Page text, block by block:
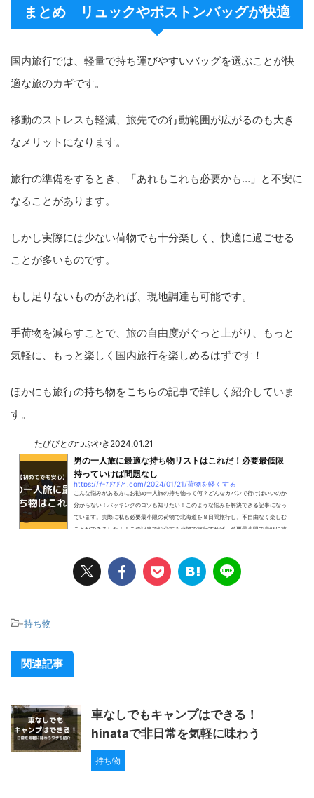
まとめ リュックやボストンバッグが快適
国内旅行では、軽量で持ち運びやすいバッグを選ぶことが快
適な旅のカギです。
移動のストレスも軽減、旅先での行動範囲が広がるのも大き
なメリットになります。
旅行の準備をするとき、「あれもこれも必要かも…」と不安に
なることがあります。
しかし実際には少ない荷物でも十分楽しく、快適に過ごせる
ことが多いものです。
もし足りないものがあれば、現地調達も可能です。
手荷物を減らすことで、旅の自由度がぐっと上がり、もっと
気軽に、もっと楽しく国内旅行を楽しめるはずです！
ほかにも旅行の持ち物をこちらの記事で詳しく紹介していま
す。
たびびとのつぶやき 2024.01.21
男の一人旅に最適な持ち物リストはこれだ！必要最低限
持っていけば問題なし
https://たびびと.com/2024/01/21/荷物を軽くする
こんな悩みがある方にお勧め一人旅の持ち物って何？どんなカバンで行けばいいのか
分からない！パッキングのコツも知りたい！このような悩みを解決できる記事になっ
ています。実際に私も必要最小限の荷物で北海道を８日間旅行し、不自由なく楽しむ
ことができました！！この記事で紹介する荷物で旅行すれば、必要最小限で身軽に旅
利用しています一人旅で必要な持ち物７選一人...
-持ち物
関連記事
車なしでもキャンプはできる！
hinataで非日常を気軽に味わう
持ち物